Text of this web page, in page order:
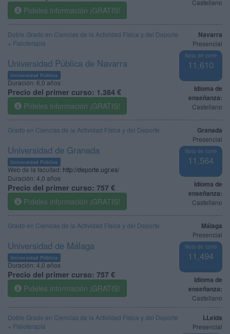
Castellano
Pídeles información ¡GRATIS!
Navarra
Presencial
Nota de corte
11,610
Idioma de
enseñanza:
Castellano
Doble Grado en Ciencias de la Actividad Física y del Deporte
+ Fisioterapia
Universidad Pública de Navarra
Universidad Pública
Duración:6,0 años
Precio del primer curso: 1.384 €
Pídeles información ¡GRATIS!
Granada
Presencial
Nota de corte
11,564
Idioma de
enseñanza:
Castellano
Grado en Ciencias de la Actividad Física y del Deporte
Universidad de Granada
Universidad Pública
Web de la facultad: http://deporte.ugr.es/
Duración: 4,0 años
Precio del primer curso: 757 €
Pídeles información ¡GRATIS!
Málaga
Presencial
Nota de corte
11,494
Idioma de
enseñanza:
Castellano
Grado en Ciencias de la Actividad Física y del Deporte
Universidad de Málaga
Universidad Pública
Duración:4,0 años
Precio del primer curso: 757 €
Pídeles información ¡GRATIS!
LLeida
Presencial
Doble Grado en Ciencias de la Actividad Física y del Deporte
+ Fisioterapia